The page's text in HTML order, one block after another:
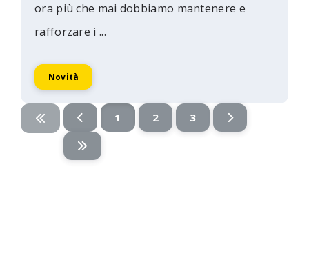
ora più che mai dobbiamo mantenere e
rafforzare i ...
Novità
1 2 3